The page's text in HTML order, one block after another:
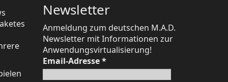
Newsletter
Anmeldung zum deutschen M.A.D.
Newsletter mit Informationen zur
Anwendungsvirtualisierung!
Email-Adresse*